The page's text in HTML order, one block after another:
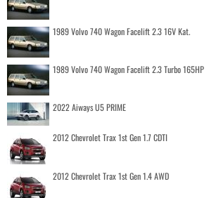
1989 Volvo 740 Wagon Facelift 2.3 16V Kat.
1989 Volvo 740 Wagon Facelift 2.3 Turbo 165HP
2022 Aiways U5 PRIME
2012 Chevrolet Trax 1st Gen 1.7 CDTI
2012 Chevrolet Trax 1st Gen 1.4 AWD